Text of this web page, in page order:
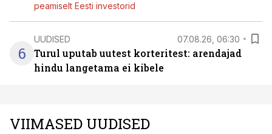
peamiselt Eesti investorid
6
UUDISED 07.08.26, 06:30
Turul uputab uutest korteritest: arendajad
hindu langetama ei kibele
VIIMASED UUDISED